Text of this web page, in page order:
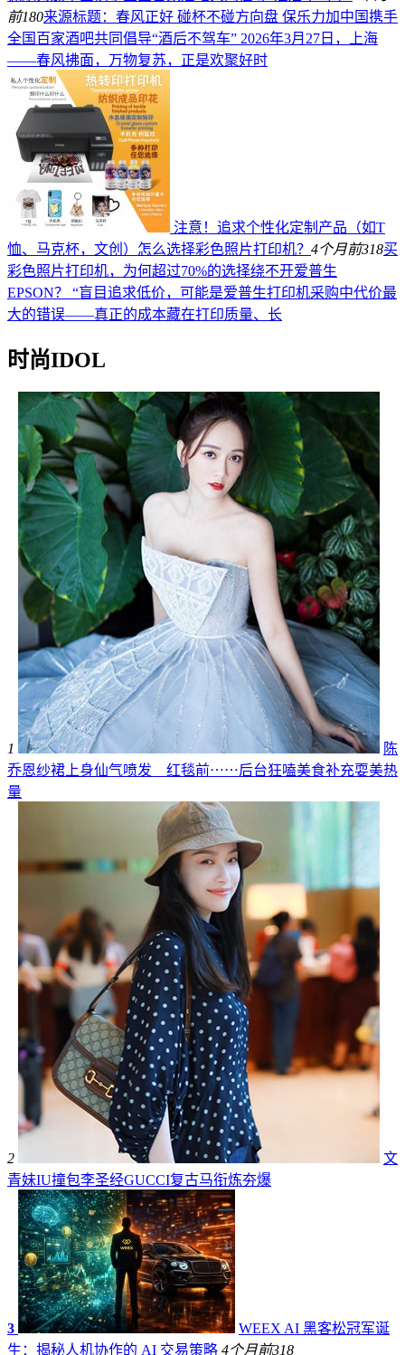
前180来源标题：春风正好 碰杯不碰方向盘 保乐力加中国携手
全国百家酒吧共同倡导“酒后不驾车” 2026年3月27日，上海
——春风拂面，万物复苏，正是欢聚好时
注意！追求个性化定制产品（如T
恤、马克杯，文创）怎么选择彩色照片打印机？ 4个月前318买
彩色照片打印机，为何超过70%的选择绕不开爱普生
EPSON？ “盲目追求低价，可能是爱普生打印机采购中代价最
大的错误——真正的成本藏在打印质量、长
时尚IDOL
1
陈
乔恩纱裙上身仙气喷发 红毯前⋯⋯后台狂嗑美食补充耍美热
量
2
文
青妹IU撞包李圣经GUCCI复古马衔炼夯爆
3
WEEX AI 黑客松冠军诞
生：揭秘人机协作的 AI 交易策略 4个月前318